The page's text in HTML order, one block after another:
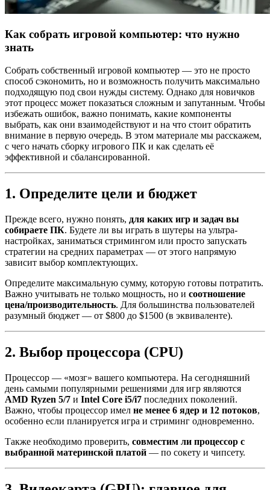
Как собрать игровой компьютер: что нужно
знать
Собрать собственный игровой компьютер — это не просто
способ сэкономить, но и возможность получить максимально
подходящую под свои нужды систему. Однако для новичков
этот процесс может показаться сложным и запутанным. Чтобы
избежать ошибок, важно понимать, какие компоненты
выбрать, как они взаимодействуют и на что стоит обратить
внимание в первую очередь. В этом материале мы расскажем,
с чего начать сборку игрового ПК и как сделать её
эффективной и сбалансированной.
1. Определите цели и бюджет
Прежде всего, нужно понять, для каких игр и задач вы
собираете ПК. Будете ли вы играть в шутеры на ультра-
настройках, заниматься стримингом или просто запускать
стратегии на средних параметрах — от этого напрямую
зависит выбор комплектующих.
Определите максимальную сумму, которую готовы потратить.
Важно учитывать не только мощность, но и соотношение
цена/производительность. Для большинства пользователей
разумный бюджет — от $800 до $1500 (в эквиваленте).
2. Выбор процессора (CPU)
Процессор — «мозг» вашего компьютера. На сегодняшний
день самыми популярными решениями для игр являются
AMD Ryzen 5/7 и Intel Core i5/i7 последних поколений.
Важно, чтобы процессор имел не менее 6 ядер и 12 потоков,
особенно если планируется игра и стриминг одновременно.
Также необходимо проверить, совместим ли процессор с
выбранной материнской платой — по сокету и чипсету.